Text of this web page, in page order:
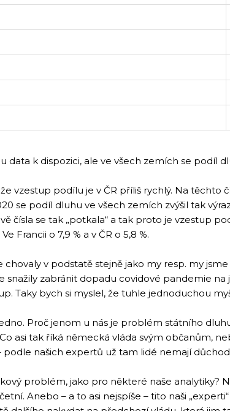
data k dispozici, ale ve všech zemích se podíl
vzestup podílu je v ČR příliš rychlý. Na těchto
se podíl dluhu ve všech zemích zvýšil tak
čísla se tak „potkala“ a tak proto je vzestup
Francii o 7,9 % a v ČR o 5,8 %.
chovaly v podstatě stejně jako my resp. my
snažily zabránit dopadu covidové pandemie
Taky bych si myslel, že tuhle jednoduchou
Proč jenom u nás je problém státního
asi tak říká německá vláda svým občanům,
podle našich expertů už tam lidé nemají
problém, jako pro některé naše analytiky?
Anebo – a to asi nejspíše – tito naši